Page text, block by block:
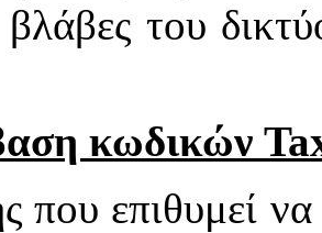
του
κωδικών
που επιθυμεί να